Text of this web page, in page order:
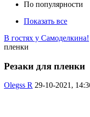
По популярности
Показать все
В гостях у Самоделкина!
пленки
Резаки для пленки
Olegss R 29-10-2021,